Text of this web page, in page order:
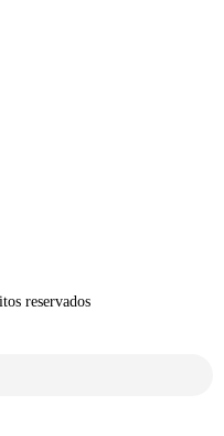
reservados